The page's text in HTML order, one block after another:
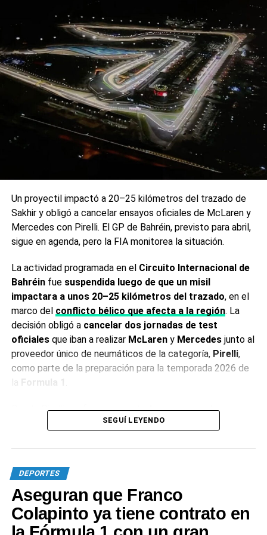
Un proyectil impactó a 20–25 kilómetros del trazado de
Sakhir y obligó a cancelar ensayos oficiales de McLaren y
Mercedes con Pirelli. El GP de Bahréin, previsto para abril,
sigue en agenda, pero la FIA monitorea la situación.
La actividad programada en el Circuito Internacional de
Bahréinfue suspendida luego de que un misil
impactara a unos 20–25 kilómetros del trazado, en el
marco del conflicto bélico que afecta a la región. La
decisión obligó a cancelar dos jornadas de test
oficialesque iban a realizar McLareny Mercedes junto al
proveedor único de neumáticos de la categoría, Pirelli,
como parte de la preparación para la temporada 2026 de
la Formula 1
Desde Pirelli confirmaron quetodo su personal se
encuentra fuera de peligro, aunque resolvieron cancelar
aéreo en partes del Golfo.“Las dos jornadas de test de
desarrollo para los compuestos de lluvia previstas
para hoy y mañana en el circuito de Bahréin han sido
canceladas por razones de seguridad, a raíz de la
evolución de la situación internacional”, señaló la
compañía.
SEGUÍ LEYENDO
DEPORTES
Aseguran que Franco
Colapinto ya tiene contrato en